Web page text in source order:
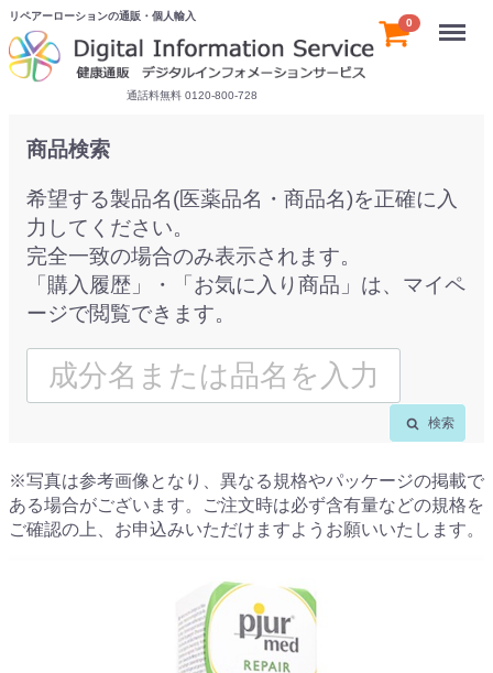
リペアーローションの通販・個人輸入
通話料無料 0120-800-728
0 Menu
商品検索
希望する製品名(医薬品名・商品名)を正確に入
力してください。
完全一致の場合のみ表示されます。
「購入履歴」・「お気に入り商品」は、マイペ
ージで閲覧できます。
検索
※写真は参考画像となり、異なる規格やパッケージの掲載で
ある場合がございます。ご注文時は必ず含有量などの規格を
ご確認の上、お申込みいただけますようお願いいたします。